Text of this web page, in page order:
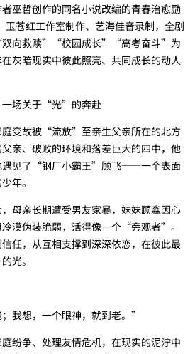
巫哲‌创作的同名小说改编的青春治愈励
玉苍红工作室‌制作、‌艺海佳音‌录制，全剧
双向救赎‌”“‌校园成长‌”“‌高考奋斗‌”为
灰暗现实中彼此照亮、共同成长的动人
一场关于“光”的奔赴
庭变故被“流放”至亲生父亲所在的北方
亲、破败的环境和落差巨大的四中，他
遇见了“钢厂小霸王”‌顾飞‌——一个表面
年。
母亲长期遭受男友家暴，妹妹‌顾淼‌因心
漠伪装脆弱，活得像一个“旁观者”。
任，从互相支撑到深深依恋，在彼此最
光。
我想，一个眼神，就到老。”
纷争、处理友情危机，在现实的泥泞中